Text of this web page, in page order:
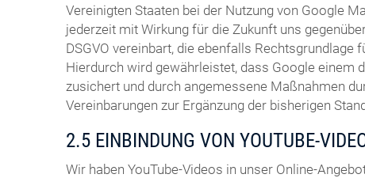
Vereinigten Staaten bei der Nutzung von Google
jederzeit mit Wirkung für die Zukunft uns
DSGVO vereinbart, die ebenfalls
Hierdurch wird gewährleistet, dass Google einem
zusichert und durch angemessene Maßnahmen
Vereinbarungen zur Ergänzung der bisherigen
2.5 EINBINDUNG VON YOUTUBE-
Wir haben YouTube-Videos in unser Online-